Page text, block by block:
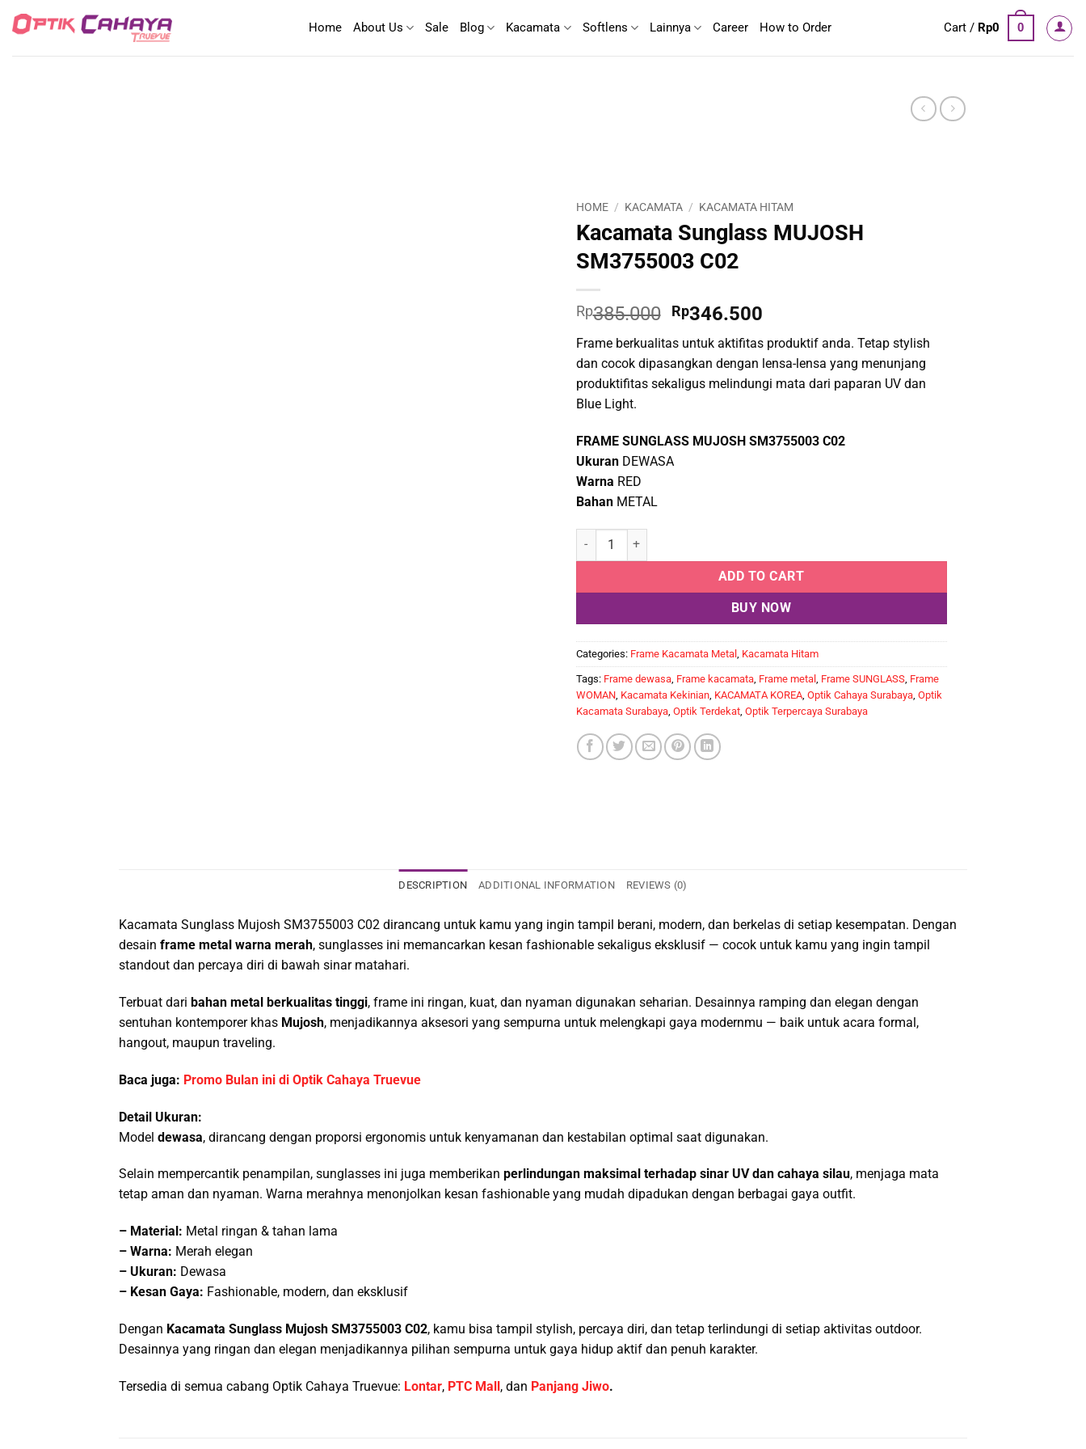
Home About Us Sale Blog Kacamata Softlens Lainnya Career How to Order Cart / Rp0 0
HOME / KACAMATA / KACAMATA HITAM
Kacamata Sunglass MUJOSH
SM3755003 C02
Rp385.000 Original
price
was:
Rp385.000.
Rp346.500Current
price
is:
Rp346.500.
Frame berkualitas untuk aktifitas produktif anda. Tetap stylish
dan cocok dipasangkan dengan lensa-lensa yang menunjang
produktifitas sekaligus melindungi mata dari paparan UV dan
Blue Light.
FRAME SUNGLASS MUJOSH SM3755003 C02
UkuranDEWASA
Warna RED
BahanMETAL
Kacamata Sunglass MUJOSH SM3755003 C02 quantity
ADD TO CART
BUY NOW
Categories: Frame Kacamata Metal, Kacamata Hitam
Tags: Frame dewasa, Frame kacamata, Frame metal, Frame SUNGLASS, Frame
WOMAN, Kacamata Kekinian, KACAMATA KOREA, Optik Cahaya Surabaya, Optik
Kacamata Surabaya, Optik Terdekat, Optik Terpercaya Surabaya
DESCRIPTION ADDITIONAL INFORMATION REVIEWS (0)
Kacamata Sunglass Mujosh SM3755003 C02 dirancang untuk kamu yang ingin tampil berani, modern, dan berkelas di setiap kesempatan. Dengan
desain frame metal warna merah, sunglasses ini memancarkan kesan fashionable sekaligus eksklusif — cocok untuk kamu yang ingin tampil
standout dan percaya diri di bawah sinar matahari.
Terbuat dari bahan metal berkualitas tinggi, frame ini ringan, kuat, dan nyaman digunakan seharian. Desainnya ramping dan elegan dengan
sentuhan kontemporer khas Mujosh, menjadikannya aksesori yang sempurna untuk melengkapi gaya modernmu — baik untuk acara formal,
hangout, maupun traveling.
Baca juga: Promo Bulan ini di Optik Cahaya Truevue
Detail Ukuran:
Model dewasa, dirancang dengan proporsi ergonomis untuk kenyamanan dan kestabilan optimal saat digunakan.
Selain mempercantik penampilan, sunglasses ini juga memberikan perlindungan maksimal terhadap sinar UV dan cahaya silau, menjaga mata
tetap aman dan nyaman. Warna merahnya menonjolkan kesan fashionable yang mudah dipadukan dengan berbagai gaya outfit.
– Material: Metal ringan & tahan lama
– Warna: Merah elegan
– Ukuran: Dewasa
– Kesan Gaya: Fashionable, modern, dan eksklusif
Dengan Kacamata Sunglass Mujosh SM3755003 C02, kamu bisa tampil stylish, percaya diri, dan tetap terlindungi di setiap aktivitas outdoor.
Desainnya yang ringan dan elegan menjadikannya pilihan sempurna untuk gaya hidup aktif dan penuh karakter.
Tersedia di semua cabang Optik Cahaya Truevue: Lontar, PTC Mall, dan Panjang Jiwo.